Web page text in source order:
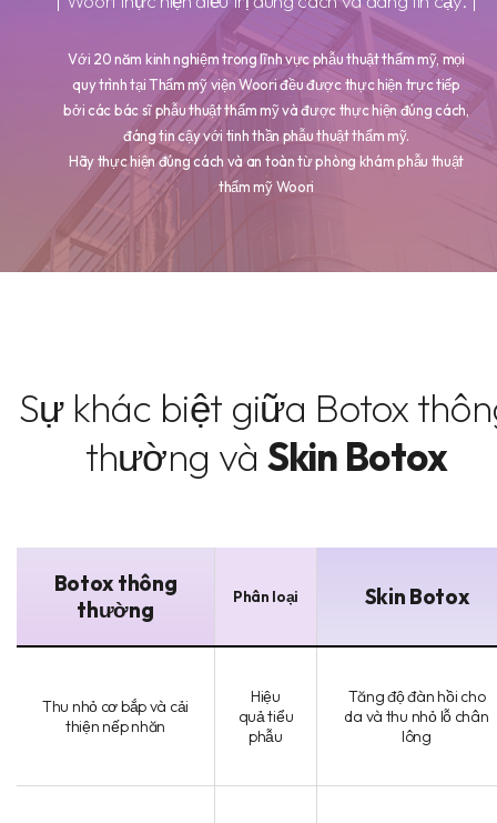
Với 20 năm kinh nghiệm trong lĩnh vực phẫu thuật thẩm mỹ, mọi
quy trình tại Thẩm mỹ viện Woori đều được thực hiện trực tiếp
bởi các bác sĩ phẫu thuật thẩm mỹ và được thực hiện đúng cách,
đáng tin cậy với tinh thần phẫu thuật thẩm mỹ.
Hãy thực hiện đúng cách và an toàn từ phòng khám phẫu thuật
thẩm mỹ Woori
Sự khác biệt giữa Botox
thường và Skin Botox
Botox thông
thường
Phân loại Skin Botox
Thu nhỏ cơ bắp và cải
thiện nếp nhăn
Hiệu
quả tiểu
phẫu
Tăng độ đàn hồi cho
da và thu nhỏ lỗ chân
lông